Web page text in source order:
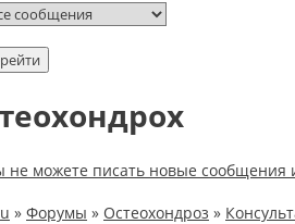
» Форумы » Остеохондроз »